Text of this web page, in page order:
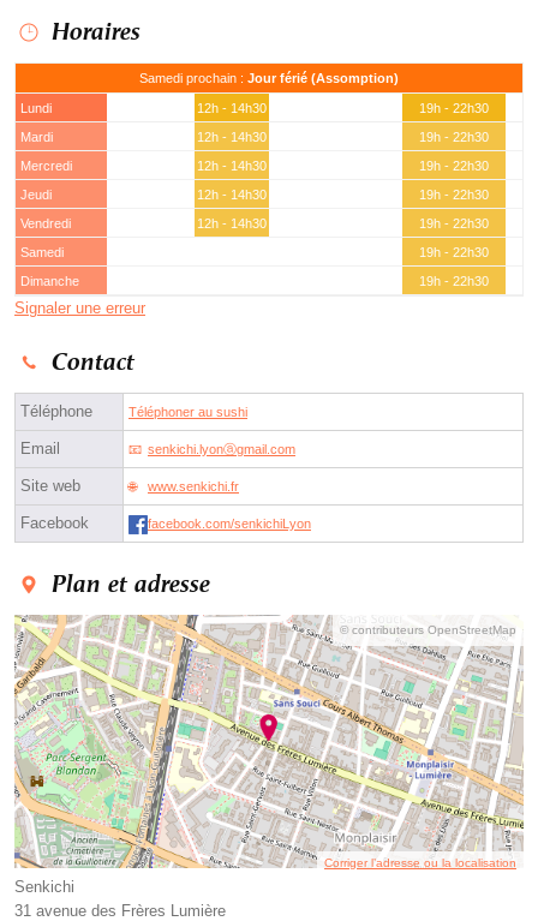
Horaires
Samedi prochain : Jour férié (Assomption)
Lundi 12h - 14h30
19h - 22h30
Mardi
12h - 14h30
19h - 22h30
Mercredi
12h - 14h30
19h - 22h30
Jeudi
12h - 14h30
19h - 22h30
Vendredi
12h - 14h30
19h - 22h30
Samedi
19h - 22h30
Dimanche
19h - 22h30
Signaler une erreur
Contact
Téléphone Téléphoner au sushi
Email senkichi.lyonⓐgmail.com
Site web www.senkichi.fr
Facebook facebook.com/senkichiLyon
Plan et adresse
© contributeurs OpenStreetMap
Corriger l’adresse ou la localisation
Senkichi
31 avenue des Frères Lumière